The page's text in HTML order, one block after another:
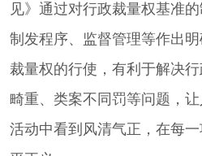
见》通过对行政裁量权基准
制发程序、监督管理等作出
裁量权的行使，有利于解决
畸重、类案不同罚等问题，
活动中看到风清气正，在每